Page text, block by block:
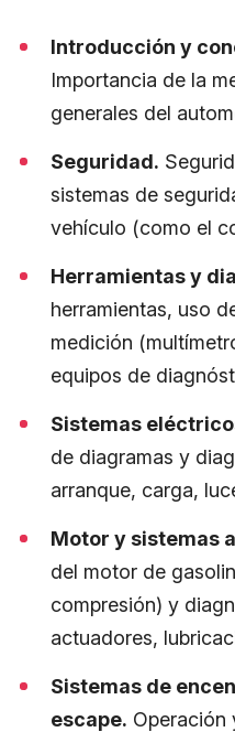
Introducción y
Importancia de la
generales del
Seguridad.
sistemas de
vehículo (como el
Herramientas y
herramientas, uso
medición
equipos de
Sistemas
de diagramas y
arranque, carga,
Motor y sistemas
del motor de
compresión) y
actuadores,
Sistemas de
escape. Operación